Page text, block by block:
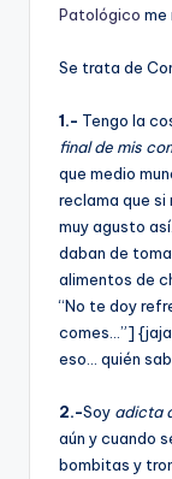
Patológico me
Se trata de
1.- Tengo la
final de mis
que medio
reclama que si
muy agusto
daban de
alimentos de
“No te doy
comes…”] {jaja
eso… quién
2.-Soy adicta
aún y cuando
bombitas y